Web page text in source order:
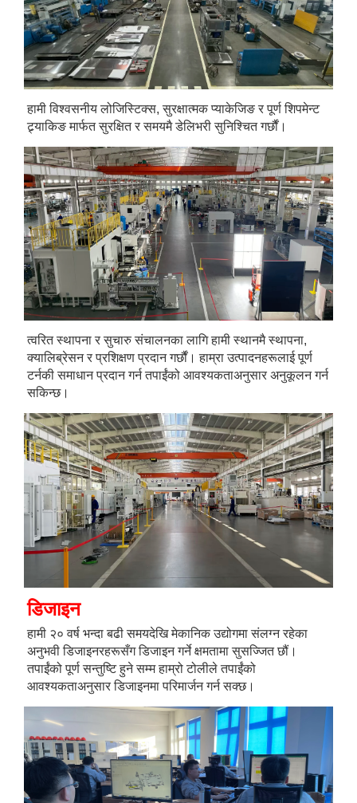
हामी विश्वसनीय लोजिस्टिक्स, सुरक्षात्मक प्याकेजिङ र पूर्ण शिपमेन्ट
ट्र्याकिङ मार्फत सुरक्षित र समयमै डेलिभरी सुनिश्चित गर्छौं।
त्वरित स्थापना र सुचारु संचालनका लागि हामी स्थानमै स्थापना,
क्यालिब्रेसन र प्रशिक्षण प्रदान गर्छौं। हाम्रा उत्पादनहरूलाई पूर्ण
टर्नकी समाधान प्रदान गर्न तपाईंको आवश्यकताअनुसार अनुकूलन गर्न
सकिन्छ।
डिजाइन
हामी २० वर्ष भन्दा बढी समयदेखि मेकानिक उद्योगमा संलग्न रहेका
अनुभवी डिजाइनरहरूसँग डिजाइन गर्ने क्षमतामा सुसज्जित छौं।
तपाईंको पूर्ण सन्तुष्टि हुने सम्म हाम्रो टोलीले तपाईंको
आवश्यकताअनुसार डिजाइनमा परिमार्जन गर्न सक्छ।